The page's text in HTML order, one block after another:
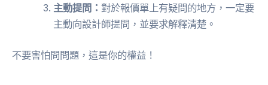
主動提問：對於報價單上有疑問的地方，一定要
主動向設計師提問，並要求解釋清楚。
不要害怕問問題，這是你的權益！